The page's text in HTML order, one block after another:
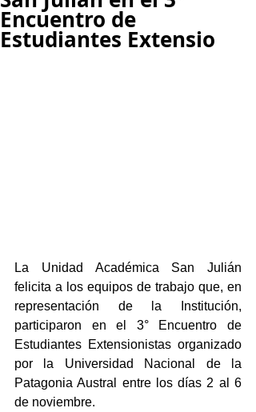
Encuentro de
Estudiantes Extensio
La Unidad Académica San Julián
felicita a los equipos de trabajo que, en
representación de la Institución,
participaron en el 3° Encuentro de
Estudiantes Extensionistas organizado
por la Universidad Nacional de la
Patagonia Austral entre los días 2 al 6
de noviembre.